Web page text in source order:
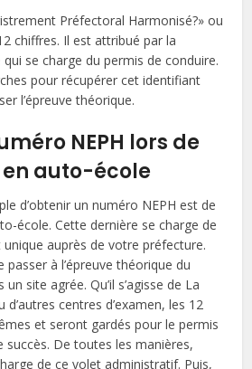
Préfectoral Harmonisé?» ou
chiffres. Il est attribué par la
se charge du permis de conduire.
pour récupérer cet identifiant
l’épreuve théorique.
NEPH lors de
auto-école
d’obtenir un numéro NEPH est de
école. Cette dernière se charge de
unique auprès de votre préfecture.
à l’épreuve théorique du
un site agrée. Qu’il s’agisse de La
d’autres centres d’examen, les 12
et seront gardés pour le permis
succès. De toutes les manières,
de ce volet administratif. Puis,